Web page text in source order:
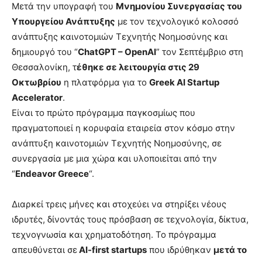
Μετά την υπογραφή του Μνημονίου Συνεργασίας του
Υπουργείου Ανάπτυξης με τον τεχνολογικό κολοσσό
ανάπτυξης καινοτομιών Τεχνητής Νοημοσύνης και
δημιουργό του “ChatGPT – OpenAI” τον Σεπτέμβριο στη
Θεσσαλονίκη, τέθηκε σε λειτουργία στις 29
Οκτωβρίου η πλατφόρμα για το Greek AI Startup
Accelerator.
Είναι το πρώτο πρόγραμμα παγκοσμίως που
πραγματοποιεί η κορυφαία εταιρεία στον κόσμο στην
ανάπτυξη καινοτομιών Τεχνητής Νοημοσύνης, σε
συνεργασία με μια χώρα και υλοποιείται από την
“Endeavor Greece“.
Διαρκεί τρεις μήνες και στοχεύει να στηρίξει νέους
ιδρυτές, δίνοντάς τους πρόσβαση σε τεχνολογία, δίκτυα,
τεχνογνωσία και χρηματοδότηση. Το πρόγραμμα
απευθύνεται σεAI-first startups που ιδρύθηκαν μετά το